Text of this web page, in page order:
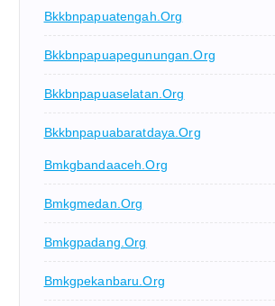
Bkkbnpapuatengah.org
Bkkbnpapuapegunungan.org
Bkkbnpapuaselatan.org
Bkkbnpapuabaratdaya.org
Bmkgbandaaceh.org
Bmkgmedan.org
Bmkgpadang.org
Bmkgpekanbaru.org